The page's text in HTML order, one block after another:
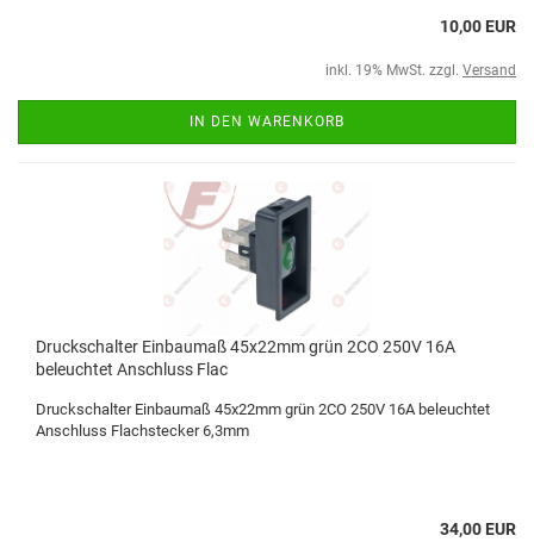
10,00 EUR
inkl. 19% MwSt. zzgl. Versand
IN DEN WARENKORB
Druckschalter Einbaumaß 45x22mm grün 2CO 250V 16A
beleuchtet Anschluss Flac
Druckschalter Einbaumaß 45x22mm grün 2CO 250V 16A beleuchtet
Anschluss Flachstecker 6,3mm
34,00 EUR